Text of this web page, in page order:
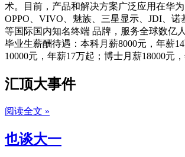
术。目前，产品和解决方案广泛应用在华为
OPPO、VIVO、魅族、三星显示、JDI、诺
等国际国内知名终端 品牌，服务全球数亿
毕业生薪酬待遇：本科月薪8000元，年薪
10000元，年薪17万起；博士月薪18000元，
汇顶大事件
阅读全文 »
也谈大一